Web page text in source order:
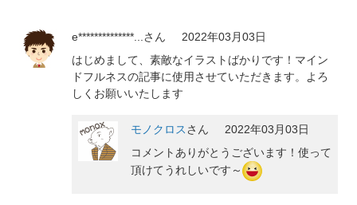
e**************... さん
2022年03月03日
はじめまして、素敵なイラストばかりです！マイン
ドフルネスの記事に使用させていただきます。よろ
しくお願いいたします
モノクロス さん
2022年03月03日
コメントありがとうございます！使って
頂けてうれしいです～